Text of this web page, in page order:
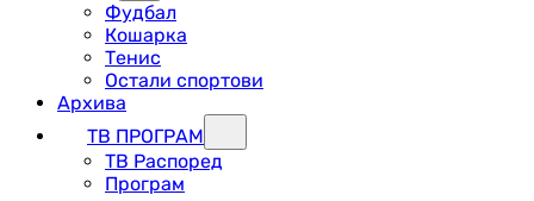
Фудбал
Кошарка
Тенис
Остали спортови
Архива
ТВ ПРОГРАМ
ТВ Распоред
Програм